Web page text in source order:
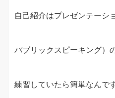
自己紹介はプレゼンテーシ
パブリックスピーキング）
練習していたら簡単なんです